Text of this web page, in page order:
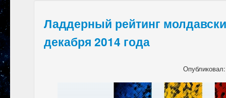
Ладдерный рейтинг
декабря 2014 года